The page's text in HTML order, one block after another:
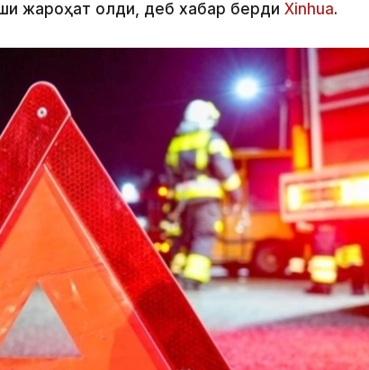
жароҳат олди, деб хабар берди Xinhua.